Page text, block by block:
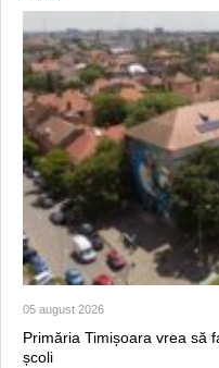
05 august 2026
Primăria Timișoara vrea să
școli